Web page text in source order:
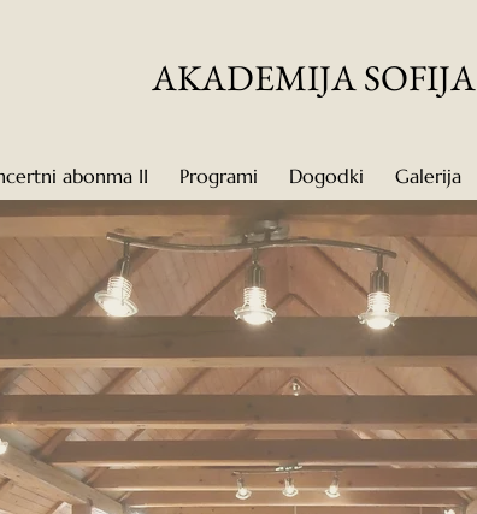
AKADEMIJA SOFIJA
abonma II Programi Dogodki Galerija